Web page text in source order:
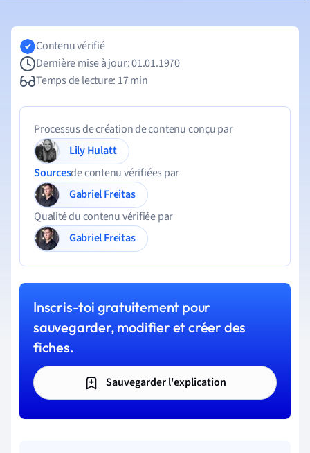
Contenu vérifié
Dernière mise à jour: 01.01.1970
Temps de lecture: 17 min
Processus de création de contenu conçu par
Lily Hulatt
Sourcesde contenu vérifiées par
Gabriel Freitas
Qualité du contenu vérifiée par
Gabriel Freitas
Inscris-toi gratuitement pour
sauvegarder, modifier et créer des
fiches.
Sauvegarder l'explication